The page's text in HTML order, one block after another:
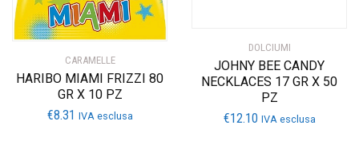
CARAMELLE
HARIBO MIAMI FRIZZI 80
GR X 10 PZ
€8.31 IVA esclusa
DOLCIUMI
JOHNY BEE CANDY
NECKLACES 17 GR X 50
PZ
€12.10 IVA esclusa